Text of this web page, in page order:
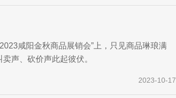
咸阳金秋商品展销会”上，只见商品琳琅满
声、砍价声此起彼伏。
2023-10-17